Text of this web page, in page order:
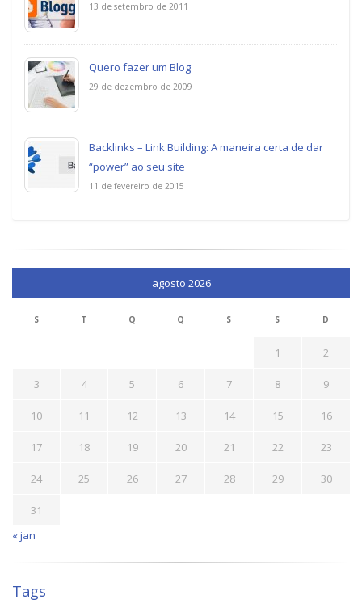
13 de setembro de 2011
Quero fazer um Blog
29 de dezembro de 2009
Backlinks – Link Building: A maneira certa de dar
“power” ao seu site
11 de fevereiro de 2015
agosto 2026
S T Q Q S S D
1 2
3 4 5 6 7 8 9
10 11 12 13 14 15 16
17 18 19 20 21 22 23
24 25 26 27 28 29 30
31
« jan
Tags